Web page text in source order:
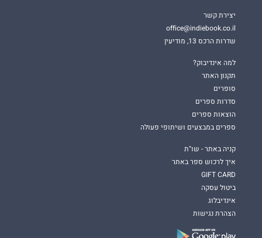
יצירת קשר
office@indiebook.co.il
שדרות הרכס 13, מודיעין
למה אינדיבוק?
תקנון האתר
סופרים
סדרות ספרים
הוצאות ספרים
ספרים במבצעים ושיתופי פעולה
קניה באתר - שו"ת
איך לרכוש ספר באתר
GIFT CARD
ביטול עסקה
אינדיבלוג
הצהרת נגישות